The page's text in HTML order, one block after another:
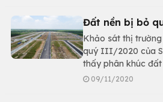
Đất nền bị bỏ
Khảo sát thị
quý III/2020 của
thấy phân khúc
09/11/2020